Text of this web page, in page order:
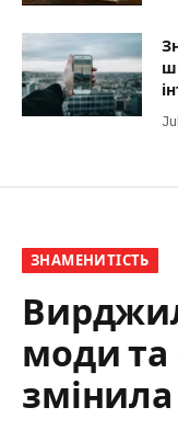
ЗНАМЕНИТІСТЬ
моди та